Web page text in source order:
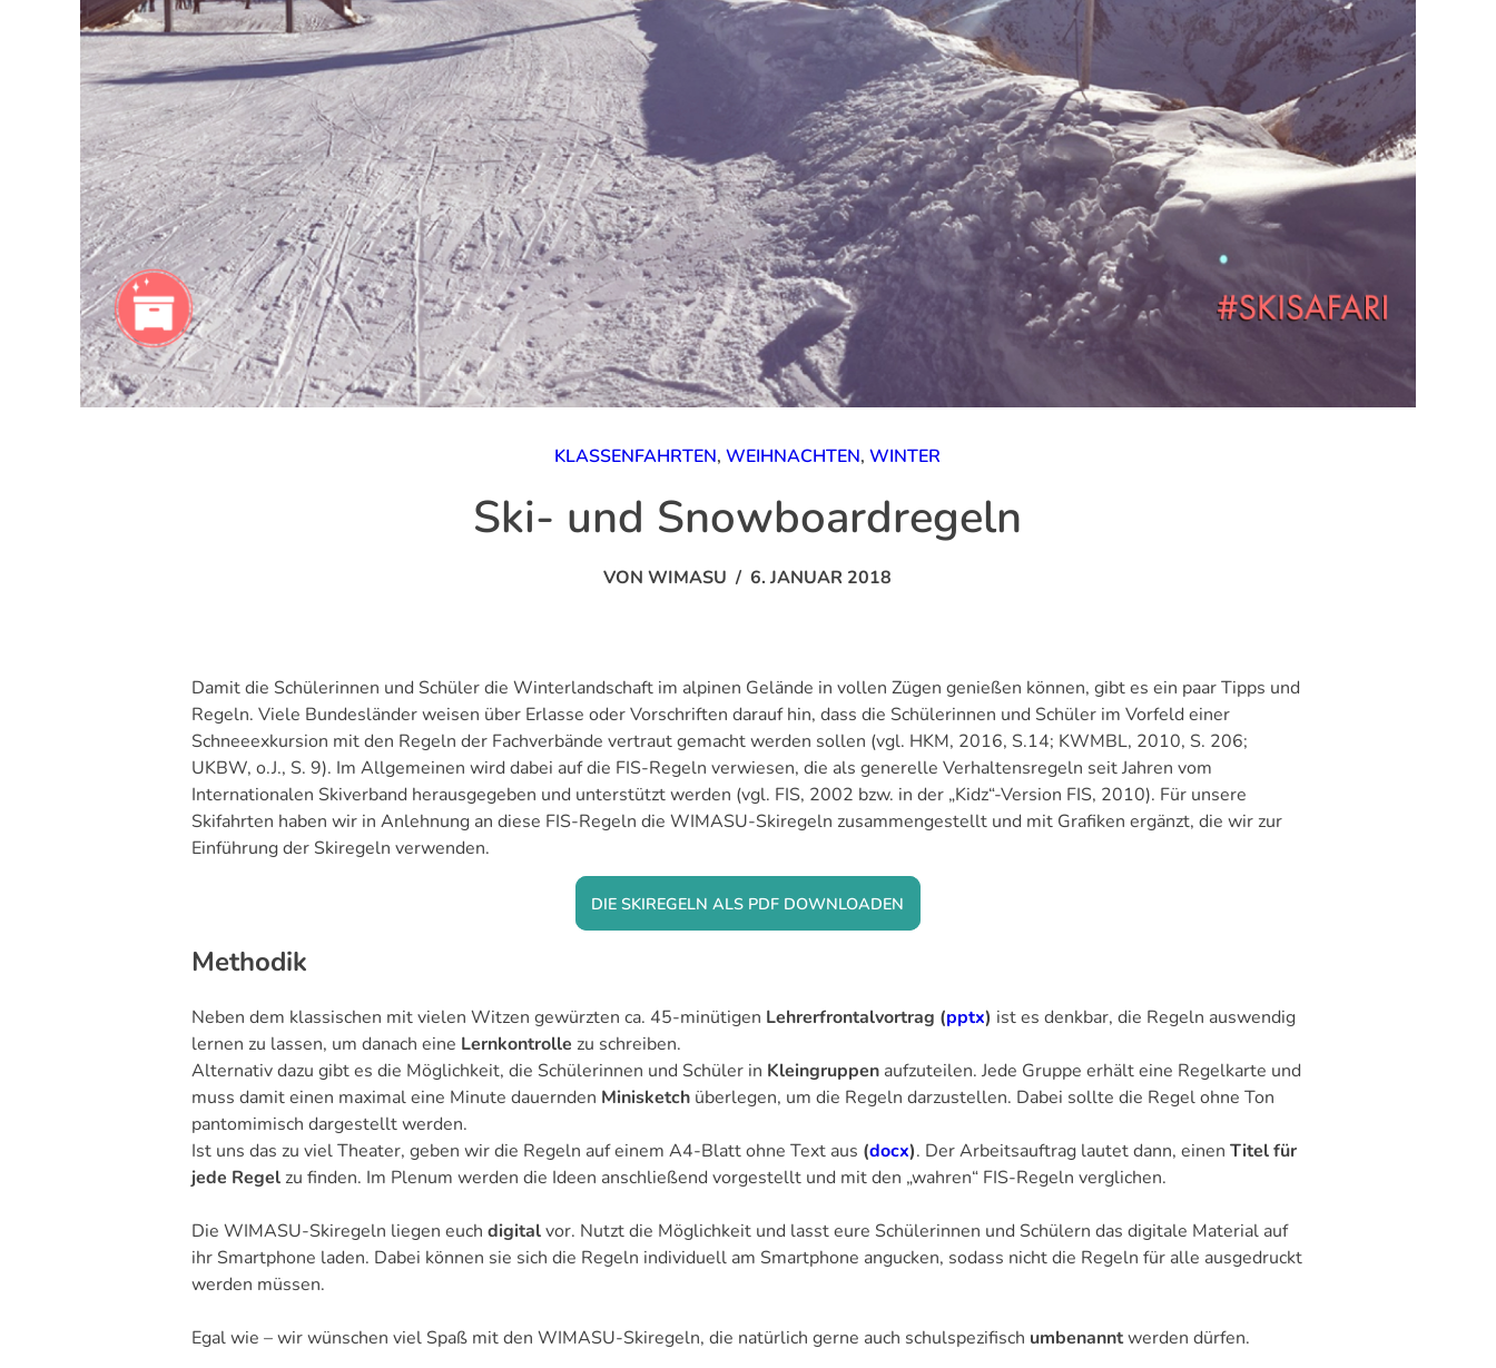
KLASSENFAHRTEN,WEIHNACHTEN,WINTER
Ski- und Snowboardregeln
VONWIMASU / 6. JANUAR 2018
Damit die Schülerinnen und Schüler die Winterlandschaft im alpinen Gelände in vollen Zügen genießen können, gibt es ein paar Tipps und
Regeln. Viele Bundesländer weisen über Erlasse oder Vorschriften darauf hin, dass die Schülerinnen und Schüler im Vorfeld einer
Schneeexkursion mit den Regeln der Fachverbände vertraut gemacht werden sollen (vgl. HKM, 2016, S.14; KWMBL, 2010, S. 206;
UKBW, o.J., S. 9). Im Allgemeinen wird dabei auf die FIS-Regeln verwiesen, die als generelle Verhaltensregeln seit Jahren vom
Internationalen Skiverband herausgegeben und unterstützt werden (vgl. FIS, 2002 bzw. in der „Kidz“-Version FIS, 2010). Für unsere
Skifahrten haben wir in Anlehnung an diese FIS-Regeln die WIMASU-Skiregeln zusammengestellt und mit Grafiken ergänzt, die wir zur
Einführung der Skiregeln verwenden.
DIE SKIREGELN ALS PDF DOWNLOADEN
Methodik
Neben dem klassischen mit vielen Witzen gewürzten ca. 45-minütigen Lehrerfrontalvortrag (pptx) ist es denkbar, die Regeln auswendig
lernen zu lassen, um danach eine Lernkontrolle zu schreiben.
Alternativ dazu gibt es die Möglichkeit, die Schülerinnen und Schüler in Kleingruppenaufzuteilen. Jede Gruppe erhält eine Regelkarte und
muss damit einen maximal eine Minute dauernden Minisketchüberlegen, um die Regeln darzustellen. Dabei sollte die Regel ohne Ton
pantomimisch dargestellt werden.
Ist uns das zu viel Theater, geben wir die Regeln auf einem A4-Blatt ohne Text aus (docx). Der Arbeitsauftrag lautet dann, einen Titel für
jede Regelzu finden. Im Plenum werden die Ideen anschließend vorgestellt und mit den „wahren“ FIS-Regeln verglichen.
Die WIMASU-Skiregeln liegen euch digitalvor. Nutzt die Möglichkeit und lasst eure Schülerinnen und Schülern das digitale Material auf
ihr Smartphone laden. Dabei können sie sich die Regeln individuell am Smartphone angucken, sodass nicht die Regeln für alle ausgedruckt
werden müssen.
Egal wie – wir wünschen viel Spaß mit den WIMASU-Skiregeln, die natürlich gerne auch schulspezifisch umbenanntwerden dürfen.